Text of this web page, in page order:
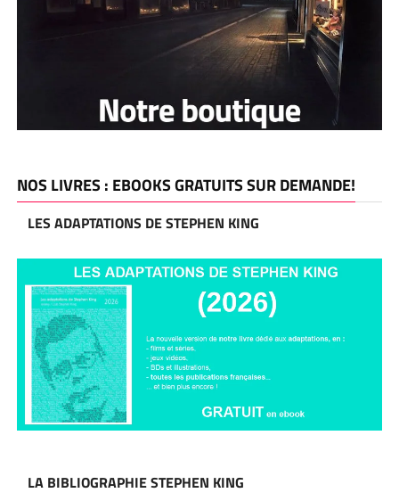
NOS LIVRES : EBOOKS GRATUITS SUR DEMANDE!
LES ADAPTATIONS DE STEPHEN KING
LA BIBLIOGRAPHIE STEPHEN KING